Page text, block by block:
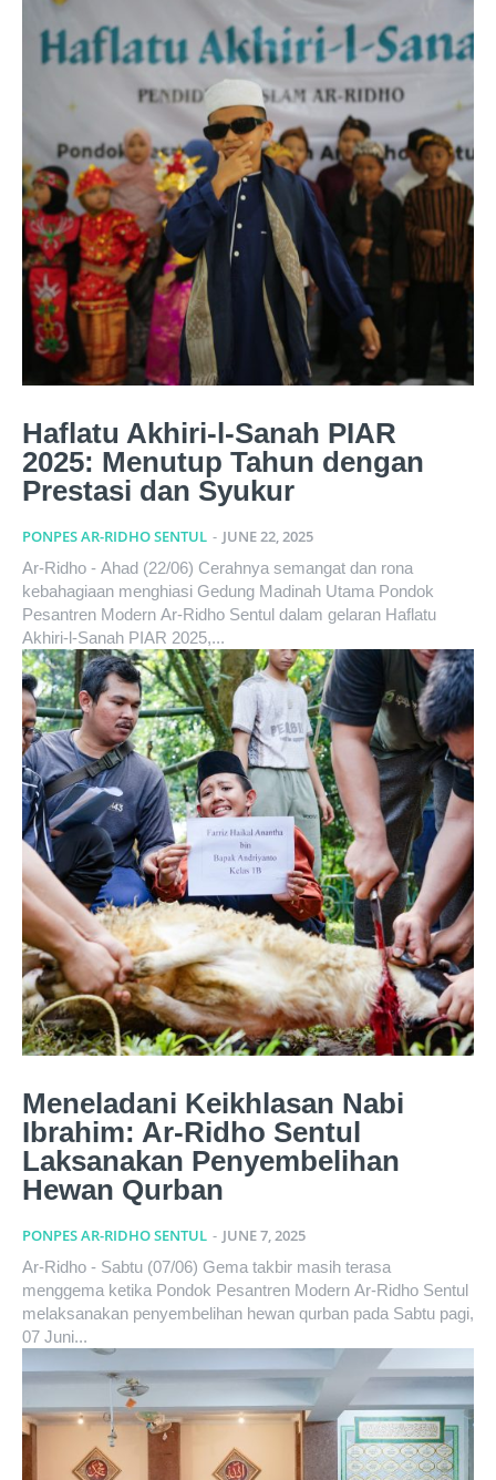
Haflatu Akhiri-l-Sanah PIAR
2025: Menutup Tahun dengan
Prestasi dan Syukur
PONPES AR-RIDHO SENTUL - JUNE 22, 2025
Ar-Ridho - Ahad (22/06) Cerahnya semangat dan rona
kebahagiaan menghiasi Gedung Madinah Utama Pondok
Pesantren Modern Ar-Ridho Sentul dalam gelaran Haflatu
Akhiri-l-Sanah PIAR 2025,...
Meneladani Keikhlasan Nabi
Ibrahim: Ar-Ridho Sentul
Laksanakan Penyembelihan
Hewan Qurban
PONPES AR-RIDHO SENTUL - JUNE 7, 2025
Ar-Ridho - Sabtu (07/06) Gema takbir masih terasa
menggema ketika Pondok Pesantren Modern Ar-Ridho Sentul
melaksanakan penyembelihan hewan qurban pada Sabtu pagi,
07 Juni...